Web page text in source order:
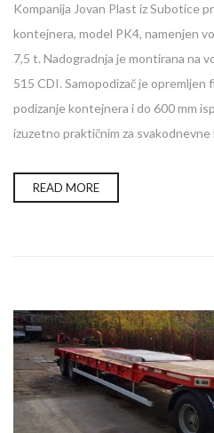
Kompanija Jovan Plast iz Subotice
kontejnera, model PK4, namenjen
7,5 t. Nadogradnja je montirana na
515 CDI. Samopodizač je opremljen
podizanje kontejnera i do 600 mm
izuzetno praktičnim za
READ MORE